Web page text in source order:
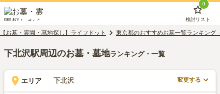
0
検討リスト
【お墓・霊園・墓地探し】ライフドット 東京都のおすすめお墓一覧ランキング
下北沢駅周辺のお墓・墓地ランキング・一覧
エリア 下北沢 変更する